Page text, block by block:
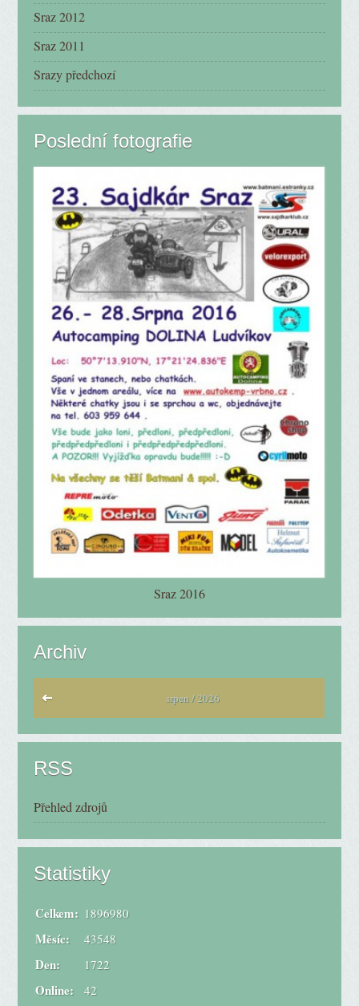
Sraz 2012
Sraz 2011
Srazy předchozí
Poslední fotografie
Sraz 2016
Archiv
srpen / 2026
RSS
Přehled zdrojů
Statistiky
Online: 42
Celkem: 1896980
Měsíc: 43548
Den: 1722